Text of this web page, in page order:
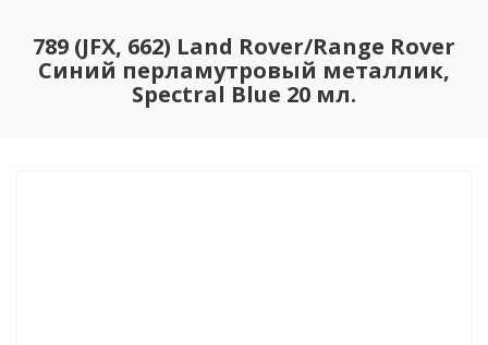
789 (JFX, 662) Land Rover/Range Rover
Синий перламутровый металлик,
Spectral Blue 20 мл.